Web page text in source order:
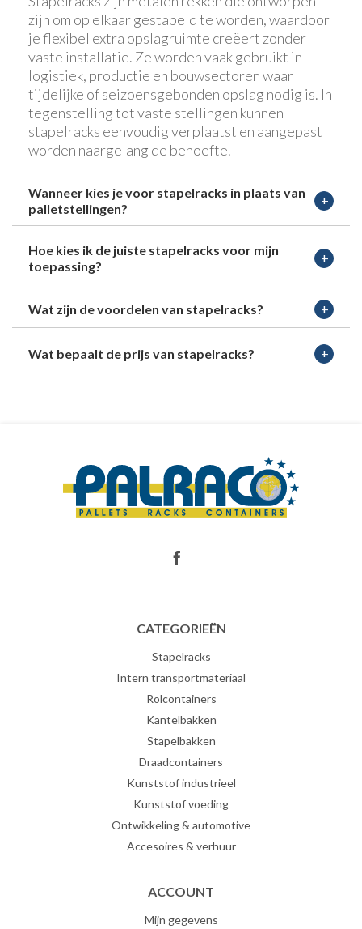
zijn om op elkaar gestapeld te worden, waardoor
je flexibel extra opslagruimte creëert zonder
vaste installatie. Ze worden vaak gebruikt in
logistiek, productie en bouwsectoren waar
tijdelijke of seizoensgebonden opslag nodig is. In
tegenstelling tot vaste stellingen kunnen
stapelracks eenvoudig verplaatst en aangepast
worden naargelang de behoefte.
Wanneer kies je voor stapelracks in plaats van
palletstellingen?
Hoe kies ik de juiste stapelracks voor mijn
toepassing?
Wat zijn de voordelen van stapelracks?
Wat bepaalt de prijs van stapelracks?
CATEGORIEËN
Stapelracks
Intern transportmateriaal
Rolcontainers
Kantelbakken
Stapelbakken
Draadcontainers
Kunststof industrieel
Kunststof voeding
Ontwikkeling & automotive
Accesoires & verhuur
ACCOUNT
Mijn gegevens